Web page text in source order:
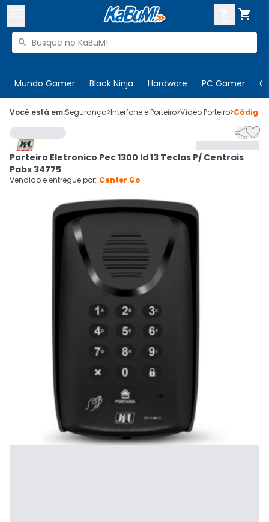

Buscar produtos

Mundo Gamer Black Ninja Hardware PC Gamer
 Olá. Acesse sua conta
 Departamentos
 Cupons
Ativar tradutor em libras
CADASTRE-SE
Você está em:Segurança>Interfone e Porteiro>Vídeo Porteiro>Código

Porteiro Eletronico Pec 1300 Id 13 Teclas P/ Centrais
Pabx 34775
Vendido e entregue por: Center Go